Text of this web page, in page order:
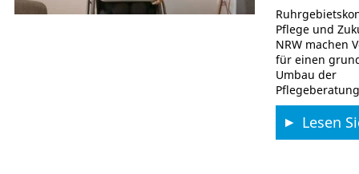
Pflege und
NRW machen
für einen
Umbau der
Lesen